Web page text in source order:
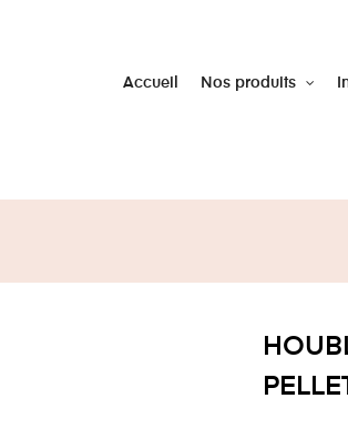
Accueil Nos produits